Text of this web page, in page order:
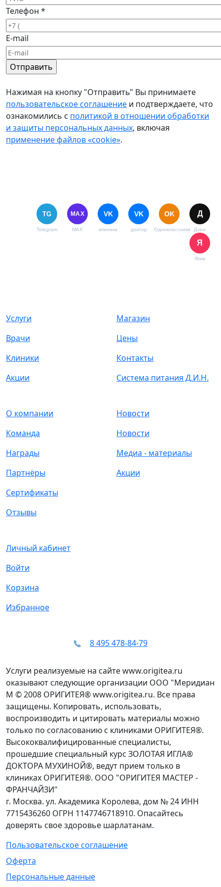
Телефон *
E-mail
Нажимая на кнопку "Отправить" Вы принимаете
пользовательское соглашение и подтверждаете, что
ознакомились с политикой в отношении обработки
и защиты персональных данных, включая
применение файлов «cookie».
TG
Telegram
MAX
MAX
VK
клиника
VK
доктор
OK
Одноклассники
Д
Дзен
Я
Яппи
Услуги
Врачи
Клиники
Акции
Магазин
Цены
Контакты
Cистема питания Д.И.Н.
О компании
Команда
Награды
Партнёры
Сертификаты
Отзывы
Новости
Новости
Медиа - материалы
Акции
Личный кабинет
Войти
Корзина
Избранное
8 495 478-84-79
Услуги реализуемые на сайте www.origitea.ru
оказывают следующие организации ООО "Меридиан
М © 2008 ОРИГИТЕЯ® www.origitea.ru. Все права
защищены. Копировать, использовать,
воспроизводить и цитировать материалы можно
только по согласованию с клиниками ОРИГИТЕЯ®.
Высококвалифицированные специалисты,
прошедшие специальный курс ЗОЛОТАЯ ИГЛА®
ДОКТОРА МУХИНОЙ®, ведут прием только в
клиниках ОРИГИТЕЯ®. ООО "ОРИГИТЕЯ МАСТЕР -
ФРАНЧАЙЗИ"
г. Москва. ул. Академика Королева, дом № 24 ИНН
7715436260 ОГРН 1147746718910. Опасайтесь
доверять свое здоровье шарлатанам.
Пользовательское соглашение
Оферта
Персональные данные